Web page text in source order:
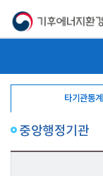
타기관통계
중앙행정기관